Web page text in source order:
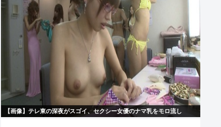
【画像】テレ東の深夜がスゴイ、セクシー女優のナマ乳をモロ流し